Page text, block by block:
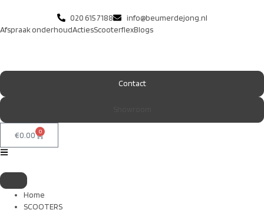
020 615 7188
info@beumerdejong.nl
Afspraak onderhoudActiesScooterflexBlogs
Contact
€0.00 0
Home
SCOOTERS